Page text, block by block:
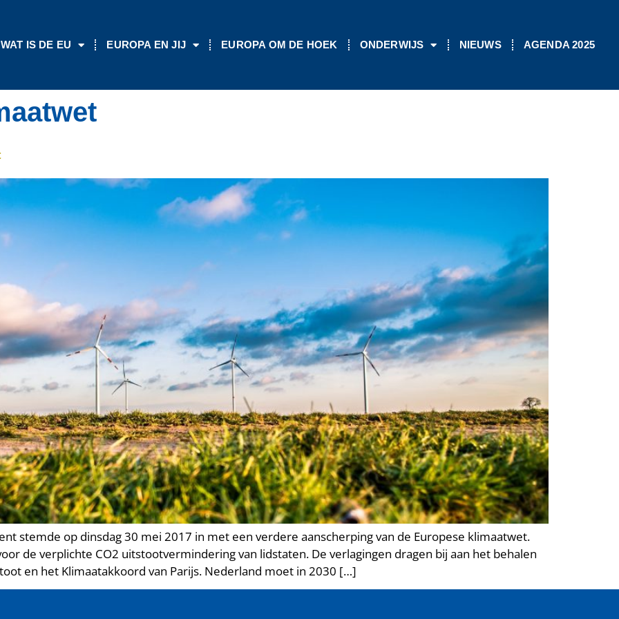
WAT IS DE EU EUROPA EN JIJ EUROPA OM DE HOEK ONDERWIJS NIEUWS AGENDA 2025
stemde op dinsdag 30 mei 2017 in met een verdere aanscherping van de Europese klimaatwet.
de verplichte CO2 uitstootvermindering van lidstaten. De verlagingen dragen bij aan het behalen
en het Klimaatakkoord van Parijs. Nederland moet in 2030 […]